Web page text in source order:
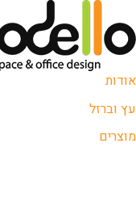
אודות
עץ וברזל
מוצרים